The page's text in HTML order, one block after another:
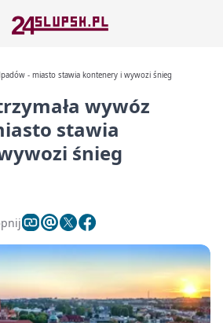
- miasto stawia kontenery i wywozi śnieg
wywóz
stawia
śnieg